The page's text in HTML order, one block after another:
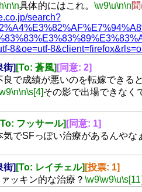
\n\n具体的にはこれ。 \w9\u\n\n
search?
8&oe=utf-
街] [To: 蒼風] [同意: 2]
良で成績が悪いのを転嫁できる
\n\n\s[4]その影で出場できなく
フッサール] [同意: 1]
でSFっぽい治療があるんやな
街] [To: レイチェル] [投票: 1]
ッキン的な治療？ \w9\w9\u\s[11]